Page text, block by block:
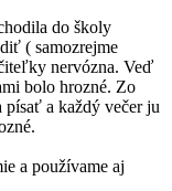
do školy
( samozrejme
nervózna. Veď
bolo hrozné. Zo
písať a každý večer ju
a používame aj